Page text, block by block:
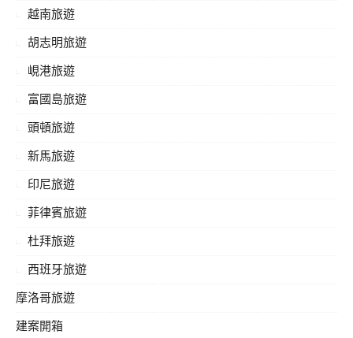
越南旅遊
胡志明旅遊
峴港旅遊
富國島旅遊
頭頓旅遊
新馬旅遊
印尼旅遊
菲律賓旅遊
杜拜旅遊
西班牙旅遊
摩洛哥旅遊
建案開箱